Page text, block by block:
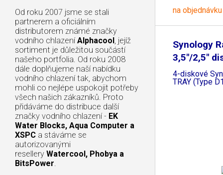
Od roku 2007 jsme se stali
partnerem a oficiálním
distributorem známé značky
vodního chlazení Alphacool, jejíž
sortiment je důležitou součástí
našeho portfolia. Od roku 2008
dále doplňujeme naší nabídku
vodního chlazení tak, abychom
mohli co nejlépe uspokojit potřeby
všech našich zákazníků. Proto
přidáváme do distribuce další
značky vodního chlazení - EK
Water Blocks, Aqua Computer a
XSPC a stáváme se
autorizovanými
resellery Watercool, Phobya a
BitsPower.
na objednávku
Synology
3,5"/2,5"
4-diskové
TRAY (Type